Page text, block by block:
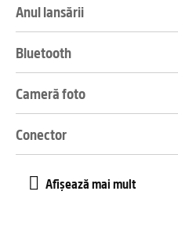
Anul lansării
Bluetooth
Cameră foto
Conector